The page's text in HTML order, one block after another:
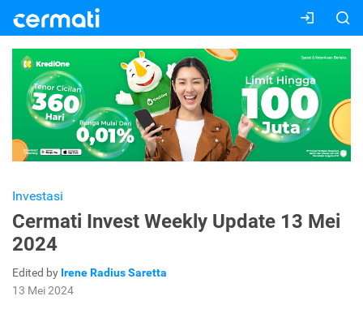
Investasi
Cermati Invest Weekly Update 13 Mei
2024
Edited by Irene Radius Saretta
13 Mei 2024